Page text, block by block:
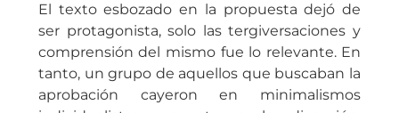
El texto esbozado en la propuesta dejó de
ser protagonista, solo las tergiversaciones y
comprensión del mismo fue lo relevante. En
tanto, un grupo de aquellos que buscaban la
aprobación cayeron en minimalismos